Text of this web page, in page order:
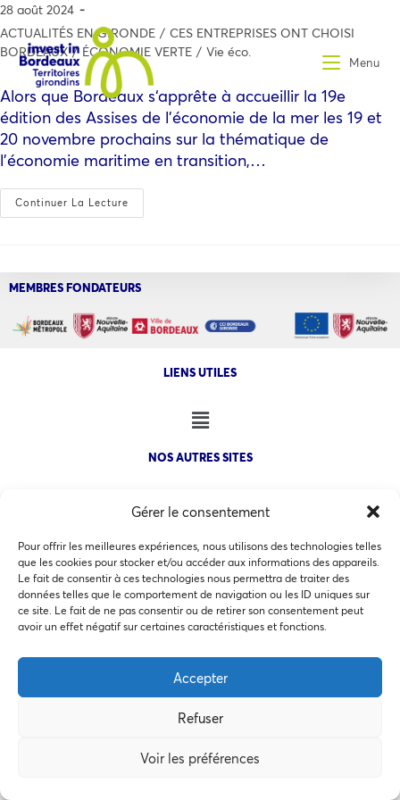
Gérer le consentement
Pour offrir les meilleures expériences, nous utilisons des technologies telles
que les cookies pour stocker et/ou accéder aux informations des appareils.
Le fait de consentir à ces technologies nous permettra de traiter des
données telles que le comportement de navigation ou les ID uniques sur
ce site. Le fait de ne pas consentir ou de retirer son consentement peut
avoir un effet négatif sur certaines caractéristiques et fonctions.
Accepter
Refuser
Voir les préférences
Ce site utilise des cookies pour les statistiques et pour
politique de confidentialité
Accepter
Refuser
Préférences des cookies
Menu
28 août 2024
ACTUALITÉS EN GIRONDE / CES ENTREPRISES ONT CHOISI
BORDEAUX / ÉCONOMIE VERTE / Vie éco.
Alors que Bordeaux s‘apprête à accueillir la 19e
édition des Assises de l’économie de la mer les 19 et
20 novembre prochains sur la thématique de
l’économie maritime en transition,…
Continuer La Lecture
MEMBRES FONDATEURS
LIENS UTILES
NOS AUTRES SITES
COPYRIGHT @ 2026 - INVEST IN BORDEAUX - 32 Allées d'Orléans
33000 Bordeaux